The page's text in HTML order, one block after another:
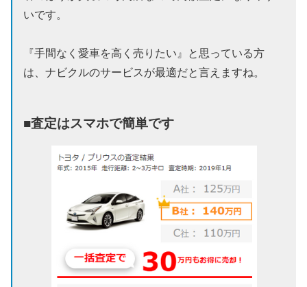
いです。
『手間なく愛車を高く売りたい』と思っている方
は、ナビクルのサービスが最適だと言えますね。
■査定はスマホで簡単です